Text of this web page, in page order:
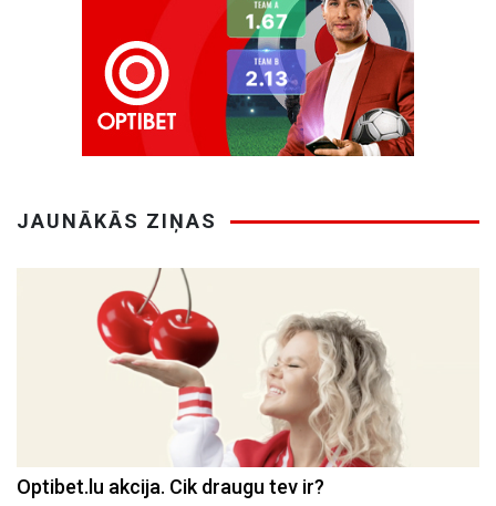
JAUNĀKĀS ZIŅAS
Optibet.lu akcija. Cik draugu tev ir?